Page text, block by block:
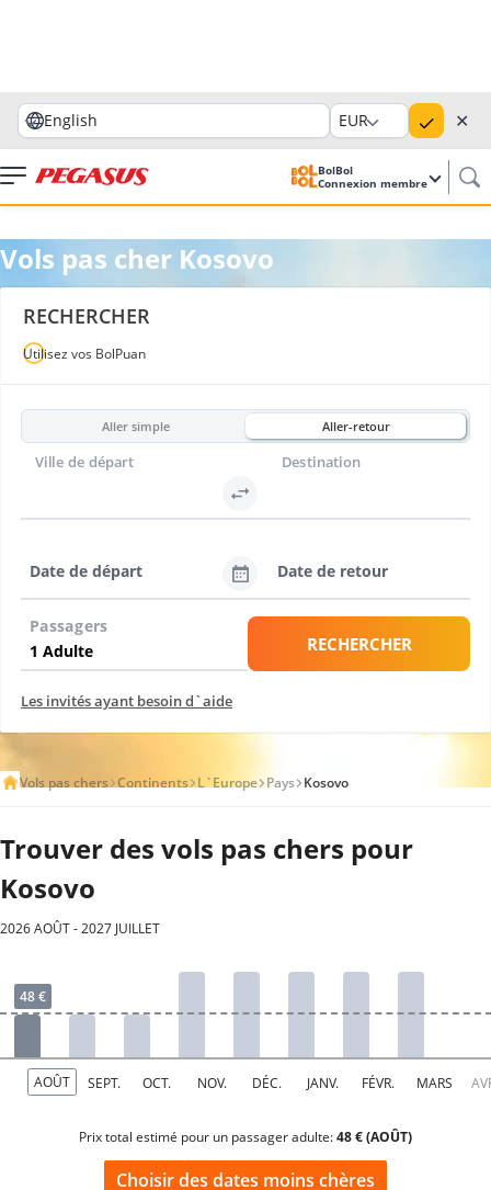
English EUR ✕
BolBol
Connexion membre
Vols pas cher Kosovo
RECHERCHER
Utilisez vos BolPuan
Aller simple Aller-retour
Ville de départ Destination
Date de départ Date de retour
Passagers
RECHERCHER
Les invités ayant besoin d`aide
Vols pas chers Continents L`Europe Pays Kosovo
Trouver des vols pas chers pour
Kosovo
2026 AOÛT - 2027 JUILLET
Prix total estimé pour un passager adulte:48 € (AOÛT)
Choisir des dates moins chères